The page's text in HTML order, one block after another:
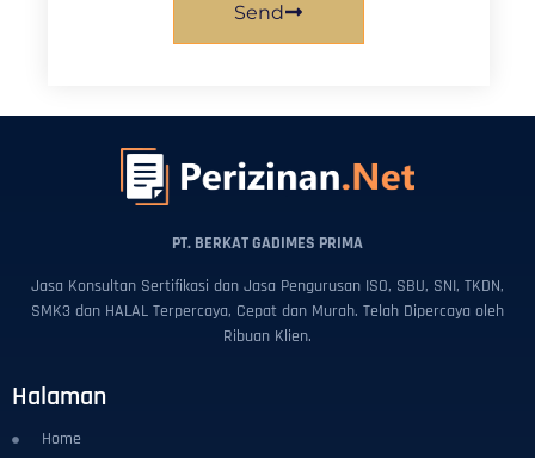
Send
PT. BERKAT GADIMES PRIMA
Jasa Konsultan Sertifikasi dan Jasa Pengurusan ISO, SBU, SNI, TKDN,
SMK3 dan HALAL Terpercaya, Cepat dan Murah. Telah Dipercaya oleh
Ribuan Klien.
Halaman
Home